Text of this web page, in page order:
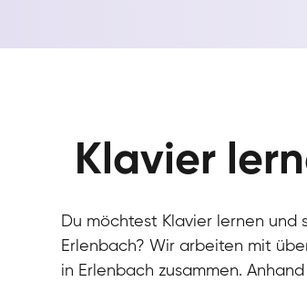
Klavier
Du möchtest Klavier lernen und
Erlenbach? Wir arbeiten mit
in Erlenbach zusammen.